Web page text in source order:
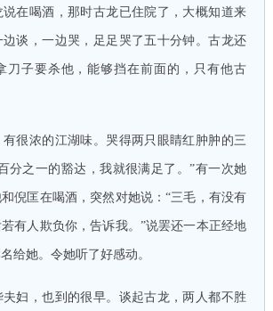
在喝酒，那时古龙已住院了，大概知道来
边谈，一边哭，足足哭了五十分钟。古龙还
刀子要杀他，能够挡在前面的，只有他古
浓的江湖味。哭得两只眼睛红肿肿的三
分之一的豁达，我就很满足了。”有一次她
倪匡在喝酒，突然对她说：“三毛，有没有
有人欺负你，告诉我。”说罢还一本正经地
给她。令她听了好感动。
，也到的很早。谈起古龙，两人都不胜